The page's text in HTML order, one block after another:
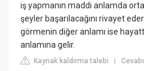
iş yapmanın maddi anlamda
şeyler başarılacağını rivayet
görmenin diğer anlamı ise
anlamına gelir.
Kaynak kaldırma talebi |